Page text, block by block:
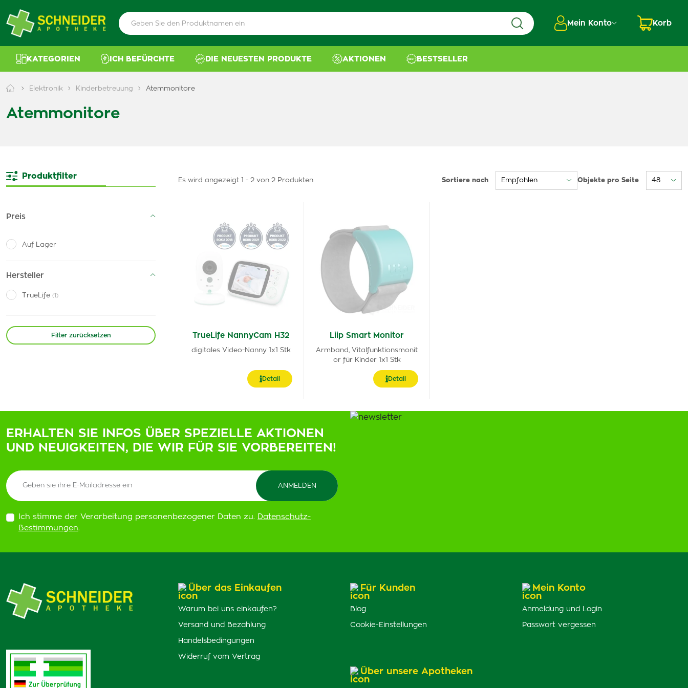
Mein Konto Korb
KATEGORIEN ICH BEFÜRCHTE DIE NEUESTEN PRODUKTE AKTIONEN BESTSELLER
Elektronik Kinderbetreuung Atemmonitore
Atemmonitore
Produktfilter
Preis
Auf Lager
Hersteller
TrueLife (1)
Filter zurücksetzen
Es wird angezeigt 1 - 2 von 2 Produkten Sortiere nach Objekte pro Seite
TrueLife NannyCam H32
digitales Video-Nanny 1x1 Stk
Detail
Liip Smart Monitor
Armband, Vitalfunktionsmonit
or für Kinder 1x1 Stk
Detail
ERHALTEN SIE INFOS ÜBER SPEZIELLE AKTIONEN
UND NEUIGKEITEN, DIE WIR FÜR SIE VORBEREITEN!
Ich stimme der Verarbeitung personenbezogener Daten zu. Datenschutz-
Bestimmungen.
Über das Einkaufen
Warum bei uns einkaufen?
Versand und Bezahlung
Handelsbedingungen
Widerruf vom Vertrag
Für Kunden
Blog
Cookie-Einstellungen
Über unsere Apotheken
Mein Konto
Anmeldung und Login
Passwort vergessen